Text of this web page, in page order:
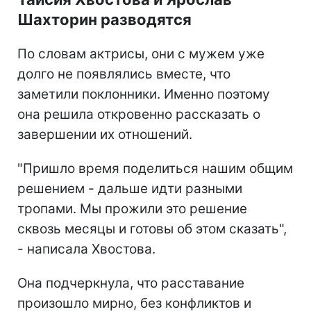
Шахторин разводятся
По словам актрисы, они с мужем уже
долго не появлялись вместе, что
заметили поклонники. Именно поэтому
она решила откровенно рассказать о
завершении их отношений.
"Пришло время поделиться нашим общим
решением - дальше идти разными
тропами. Мы прожили это решение
сквозь месяцы и готовы об этом сказать",
- написала Хвостова.
Она подчеркнула, что расставание
произошло мирно, без конфликтов и